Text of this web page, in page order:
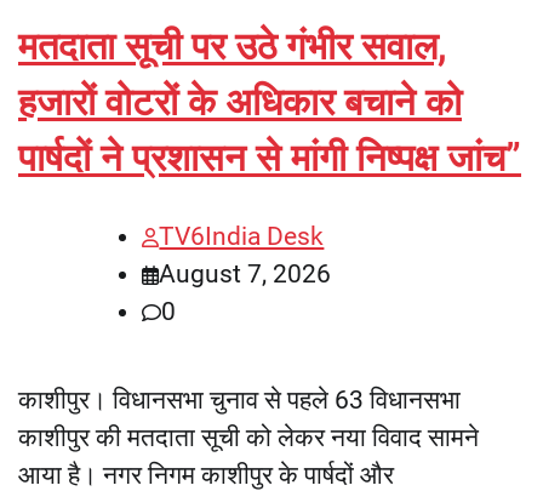
मतदाता सूची पर उठे गंभीर सवाल,
हजारों वोटरों के अधिकार बचाने को
पार्षदों ने प्रशासन से मांगी निष्पक्ष जांच”
TV6India Desk
August 7, 2026
0
काशीपुर। विधानसभा चुनाव से पहले 63 विधानसभा
काशीपुर की मतदाता सूची को लेकर नया विवाद सामने
आया है। नगर निगम काशीपुर के पार्षदों और